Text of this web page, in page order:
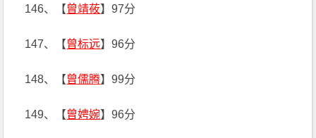
146、【曾靖莜】97分
147、【曾标远】96分
148、【曾儒腾】99分
149、【曾娉婉】96分